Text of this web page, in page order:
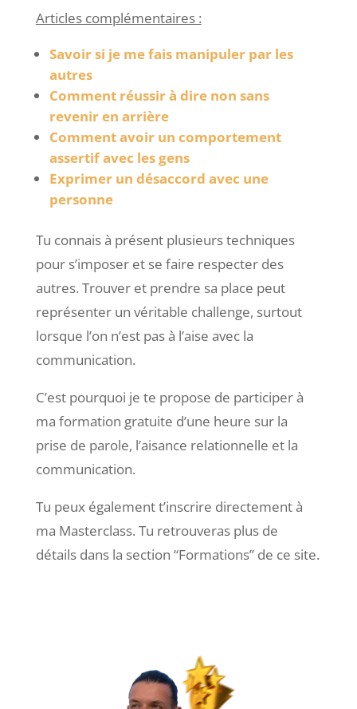
Articles complémentaires :
Savoir si je me fais manipuler par les
autres
Comment réussir à dire non sans
revenir en arrière
Comment avoir un comportement
assertif avec les gens
Exprimer un désaccord avec une
personne
Tu connais à présent plusieurs techniques
pour s’imposer et se faire respecter des
autres. Trouver et prendre sa place peut
représenter un véritable challenge, surtout
lorsque l’on n’est pas à l’aise avec la
communication.
C’est pourquoi je te propose de participer à
ma formation gratuite d’une heure sur la
prise de parole, l’aisance relationnelle et la
communication.
Tu peux également t’inscrire directement à
ma Masterclass. Tu retrouveras plus de
détails dans la section “Formations” de ce site.